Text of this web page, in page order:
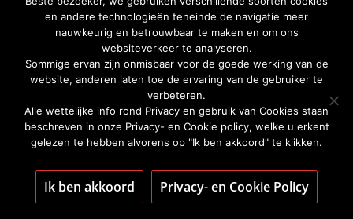
en andere technologieën teneinde de navigatie meer
nauwkeurig en betrouwbaar te maken en om ons
websiteverkeer te analyseren.
Sommige ervan zijn onmisbaar voor de goede werking van de
website, anderen laten toe de ervaring van de gebruiker te
verbeteren.
Alle wettelijke info rond Privacy en gebruik van Cookies staan
beschreven in onze Privacy- en Cookie policy, welke u erkent
gelezen te hebben alvorens op "Ik ben akkoord" te klikken.
Ik ben akkoord Privacy- en Cookie Policy